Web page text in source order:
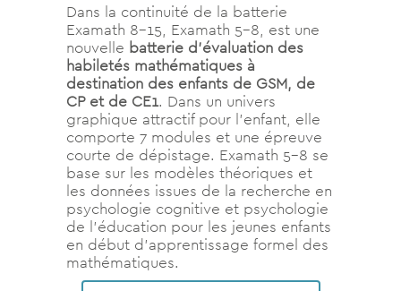
Dans la continuité de la batterie
Examath 8-15, Examath 5-8, est une
nouvelle batterie d’évaluation des
habiletés mathématiques à
destination des enfants de GSM, de
CP et de CE1. Dans un univers
graphique attractif pour l’enfant, elle
comporte 7 modules et une épreuve
courte de dépistage. Examath 5-8 se
base sur les modèles théoriques et
les données issues de la recherche en
psychologie cognitive et psychologie
de l’éducation pour les jeunes enfants
en début d’apprentissage formel des
mathématiques.